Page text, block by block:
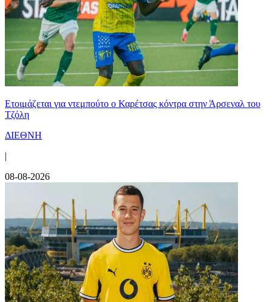
Ετοιμάζεται για ντεμπούτο ο Καρέτσας κόντρα στην Άρσεναλ του
Τζόλη
ΔΙΕΘΝΗ
|
08-08-2026